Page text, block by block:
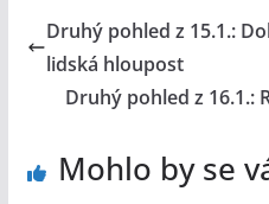
Druhý pohled z 15.1.:
lidská hloupost
Druhý pohled z 16.1.:
Mohlo by se